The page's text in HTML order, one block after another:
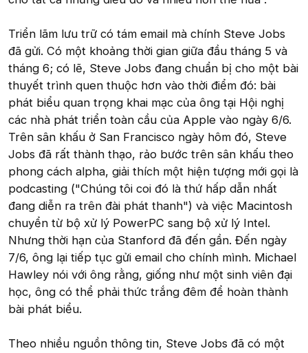
Triển lãm lưu trữ có tám email mà chính Steve Jobs
đã gửi. Có một khoảng thời gian giữa đầu tháng 5 và
tháng 6; có lẽ, Steve Jobs đang chuẩn bị cho một bài
thuyết trình quen thuộc hơn vào thời điểm đó: bài
phát biểu quan trọng khai mạc của ông tại Hội nghị
các nhà phát triển toàn cầu của Apple vào ngày 6/6.
Trên sân khấu ở San Francisco ngày hôm đó, Steve
Jobs đã rất thành thạo, rảo bước trên sân khấu theo
phong cách alpha, giải thích một hiện tượng mới gọi là
podcasting ("Chúng tôi coi đó là thứ hấp dẫn nhất
đang diễn ra trên đài phát thanh") và việc Macintosh
chuyển từ bộ xử lý PowerPC sang bộ xử lý Intel.
Nhưng thời hạn của Stanford đã đến gần. Đến ngày
7/6, ông lại tiếp tục gửi email cho chính mình. Michael
Hawley nói với ông rằng, giống như một sinh viên đại
học, ông có thể phải thức trắng đêm để hoàn thành
bài phát biểu.
Theo nhiều nguồn thông tin, Steve Jobs đã có một